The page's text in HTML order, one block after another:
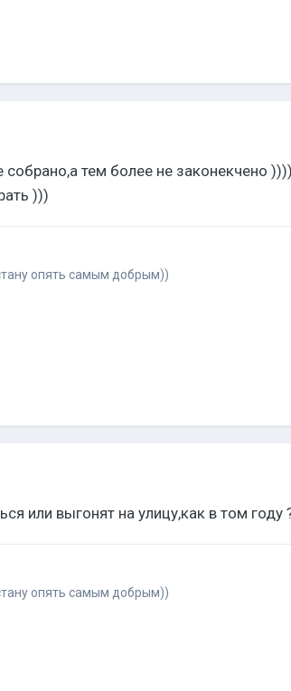
тем более не законекчено
)))
опять самым добрым))
или выгонят на улицу,как в том году
опять самым добрым))